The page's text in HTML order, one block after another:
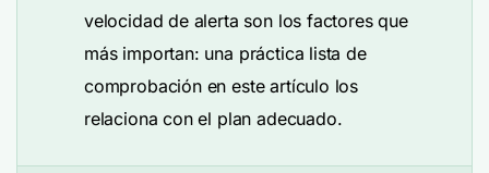
velocidad de alerta son los factores que
más importan: una práctica lista de
comprobación en este artículo los
relaciona con el plan adecuado.